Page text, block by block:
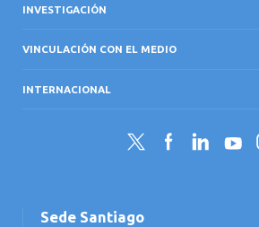
INVESTIGACIÓN
VINCULACIÓN CON EL MEDIO
INTERNACIONAL
Twitter FacebookLinkedIn
Sede Santiago